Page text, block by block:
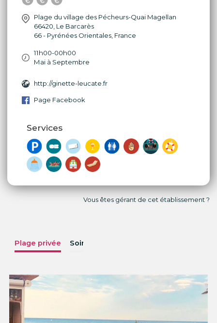
Plage du village des Pécheurs-Quai Magellan
66420 Le Barcarès
66 - Pyrénées Orientales France
11h00-00h00
Mai à Septembre
http://ginette-leucate.fr
Page Facebook
Services
Vous êtes gérant de cet établissement ?
Plage privée Soirées